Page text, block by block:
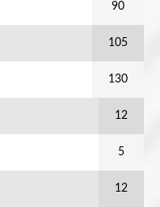
90
105
130
12
5
12